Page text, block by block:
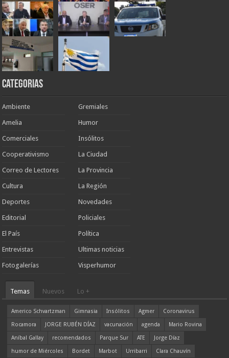
Categorias
Ambiente
Amelia
Comerciales
Cooperativismo
Correo de Lectores
Cultura
Deportes
Editorial
El País
Entrevistas
Fotogalerías
Gremiales
Humor
Insólitos
La Ciudad
La Provincia
La Región
Novedades
Policiales
Política
Ultimas noticias
Visperhumor
Temas Nuevos Lo +
Americo Schvartzman Gimnasia Insólitos Agmer
Coronavirus
Rocamora
JORGE RUBÉN DÍAZ vacunación agenda
Mario Rovina
Aníbal Gallay
recomendados Parque Sur ATE
Jorge Díaz
humor de Miércoles
Bordet Marbot Urribarri
Clara Chauvín